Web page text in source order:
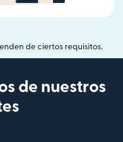
de ciertos requisitos.
de nuestros